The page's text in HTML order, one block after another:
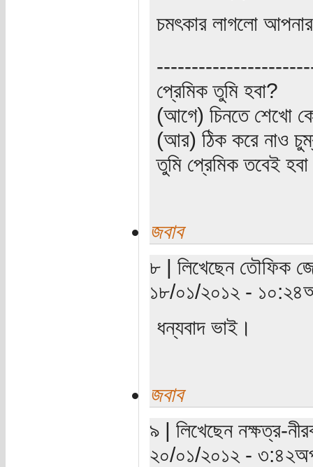
চমৎকার লাগলো
প্রেমিক তুমি হবা?
(আগে) চিনতে শেখো
(আর) ঠিক করে নাও
তুমি প্রেমিক তবেই
জবাব
৮ | লিখেছেন তৌফিক
১৮/০১/২০১২ -
ধন্যবাদ ভাই।
জবাব
৯ | লিখেছেন নক্ষত্র-
২০/০১/২০১২ -